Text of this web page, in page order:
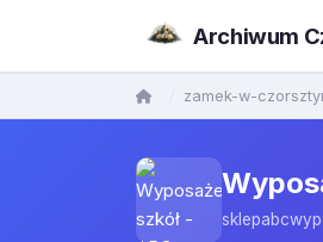
Archiwum
zamek-w-